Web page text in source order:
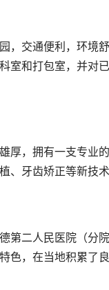
，交通便利，环境
室和打包室，并对
厚，拥有一支专业
牙齿矫正等新技
第二人民医院（分
，在当地积累了